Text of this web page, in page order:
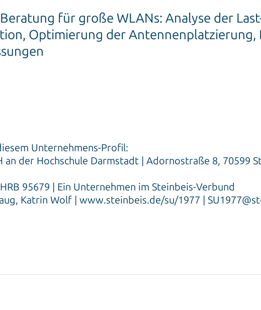
für große WLANs: Analyse der
Optimierung der Antennenplatzierung,
Unternehmens-Profil:
an der Hochschule Darmstadt | Adornostraße 8, 70599
95679 | Ein Unternehmen im Steinbeis-Verbund
Katrin Wolf | www.steinbeis.de/su/1977 |